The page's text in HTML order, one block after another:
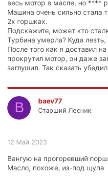
весь мотор в масле, но ****
Машина очень сильно стала
2х горшках.
Подскажите, может кто
Турбина умерла? Куда лезть,
После того как я доставил
прокрутил мотор, он даже
заглушил. Так сказать
B baev77
Старший Лесник
12 Май 2023
Вангую на прогоревший
Масло, похоже, из-под щупа